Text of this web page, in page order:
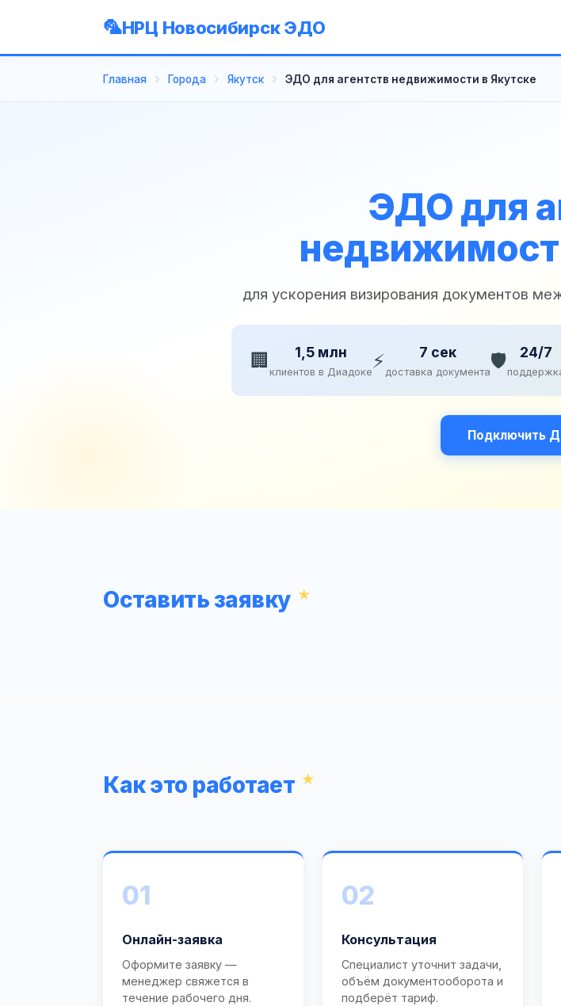
НРЦ Новосибирск ЭДО
Главная Города Якутск ЭДО для агентств недвижимости в Якутске
ЭДО для
для ускорения визирования документов
🏢 1,5 млн
клиентов в Диадоке ⚡ 7 сек
доставка документа🛡️ 24/7
Подключить
Оставить заявку
Как это работает
01
Онлайн-заявка
Оформите заявку —
менеджер свяжется в
течение рабочего дня.
02
Консультация
Специалист уточнит задачи,
объём документооборота и
подберёт тариф.